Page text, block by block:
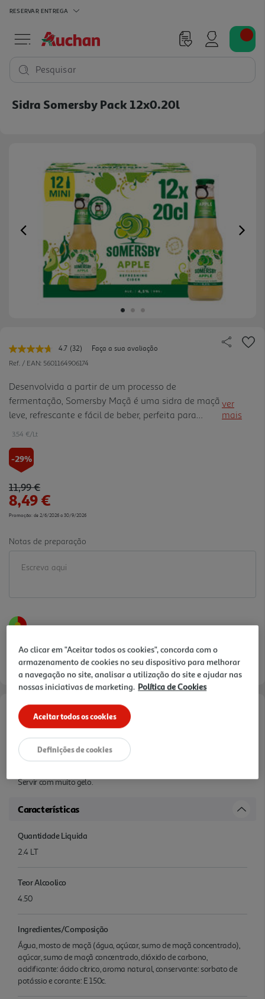
RESERVAR ENTREGA
Pesquisar
Sidra Somersby Pack 12x0.20l
Previous
4.7 Leu
32
para
a
mesma
página.
(32)
Faça a sua avaliação
Ref. / EAN: 5601164906174
Desenvolvida a partir de um processo de
fermentação, Somersby Maçã é uma sidra de maçã
leve, refrescante e fácil de beber, perfeita para
consumo nos teus momentos mais descontraídos.
ver
mais
3.54 €/Lt
-29%
Price reduced from
11,99 €to
8,49 €
Promoção: de 2/6/2026 a 30/9/2026
Notas de preparação
Informações de Marketing
Desenvolvida a partir de um processo de fermentação, Somersby
Maçã é uma sidra de maçã leve, refrescante e fácil de beber,
Servir com muito gelo.
Características
Quantidade Liquida
2.4 LT
Teor Alcoolico
4.50
Ingredientes/Composição
Água, mosto de maçã (água, açúcar, sumo de maçã concentrado),
açúcar, sumo de maçã concentrado, dióxido de carbono,
acidificante: ácido cítrico, aroma natural, conservante: sorbato de
potássio e corante: E 150c.
Ao clicar em "Aceitar todos os cookies", concorda com o
armazenamento de cookies no seu dispositivo para melhorar
a navegação no site, analisar a utilização do site e ajudar nas
nossas iniciativas de marketing. Política de Cookies
Aceitar todos os cookies
Definições de cookies